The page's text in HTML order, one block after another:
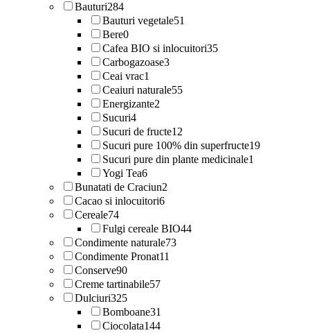
Bauturi284
Bauturi vegetale51
Bere0
Cafea BIO si inlocuitori35
Carbogazoase3
Ceai vrac1
Ceaiuri naturale55
Energizante2
Sucuri4
Sucuri de fructe12
Sucuri pure 100% din superfructe19
Sucuri pure din plante medicinale1
Yogi Tea6
Bunatati de Craciun2
Cacao si inlocuitori6
Cereale74
Fulgi cereale BIO44
Condimente naturale73
Condimente Pronat11
Conserve90
Creme tartinabile57
Dulciuri325
Bomboane31
Ciocolata144